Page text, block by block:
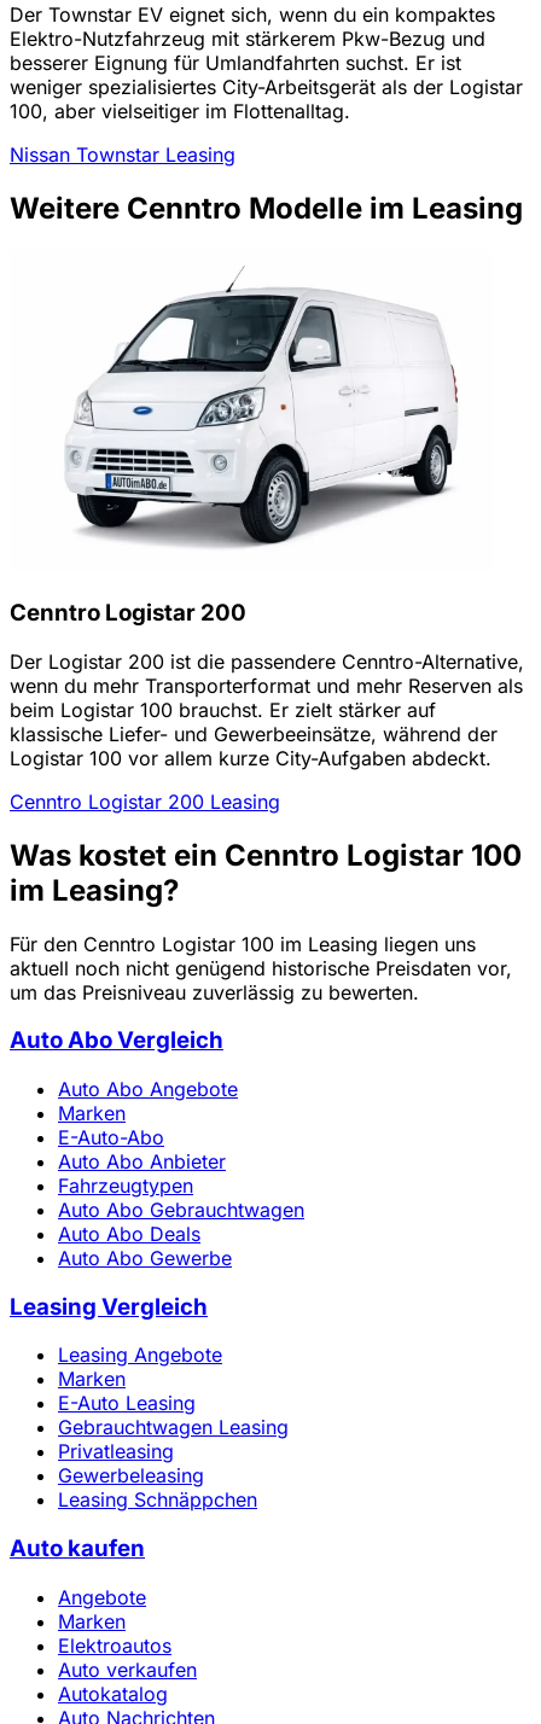
Der Townstar EV eignet sich, wenn du ein kompaktes
Elektro-Nutzfahrzeug mit stärkerem Pkw-Bezug und
besserer Eignung für Umlandfahrten suchst. Er ist
weniger spezialisiertes City-Arbeitsgerät als der Logistar
100, aber vielseitiger im Flottenalltag.
Nissan Townstar Leasing
Weitere Cenntro Modelle im Leasing
Cenntro Logistar 200
Der Logistar 200 ist die passendere Cenntro-Alternative,
wenn du mehr Transporterformat und mehr Reserven als
beim Logistar 100 brauchst. Er zielt stärker auf
klassische Liefer- und Gewerbeeinsätze, während der
Logistar 100 vor allem kurze City-Aufgaben abdeckt.
Cenntro Logistar 200 Leasing
Was kostet ein Cenntro Logistar 100
im Leasing?
Für den Cenntro Logistar 100 im Leasing liegen uns
aktuell noch nicht genügend historische Preisdaten vor,
um das Preisniveau zuverlässig zu bewerten.
Auto Abo Vergleich
Auto Abo Angebote
Marken
E-Auto-Abo
Auto Abo Anbieter
Fahrzeugtypen
Auto Abo Gebrauchtwagen
Auto Abo Deals
Auto Abo Gewerbe
Leasing Vergleich
Leasing Angebote
Marken
E-Auto Leasing
Gebrauchtwagen Leasing
Privatleasing
Gewerbeleasing
Leasing Schnäppchen
Auto kaufen
Angebote
Marken
Elektroautos
Auto verkaufen
Autokatalog
Auto Nachrichten